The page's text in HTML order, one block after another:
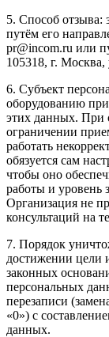
5. Способ отзыва:
путём его
pr@incom.ru или
105318, г.
6. Субъект
оборудованию
этих данных. При
ограничении
работать
обязуется сам
чтобы оно
работы и уровень
Организация не
консультаций на
7. Порядок
достижении цели
законных
персональных
перезаписи
«0») с
данных.